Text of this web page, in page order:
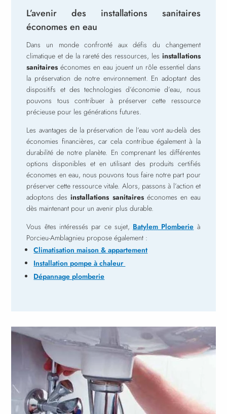
L’avenir des installations sanitaires
économes en eau
Dans un monde confronté aux défis du changement
climatique et de la rareté des ressources, les installations
sanitaires économes en eau jouent un rôle essentiel dans
la préservation de notre environnement. En adoptant des
dispositifs et des technologies d’économie d’eau, nous
pouvons tous contribuer à préserver cette ressource
précieuse pour les générations futures.
Les avantages de la préservation de l’eau vont au-delà des
économies financières, car cela contribue également à la
durabilité de notre planète. En comprenant les différentes
options disponibles et en utilisant des produits certifiés
économes en eau, nous pouvons tous faire notre part pour
préserver cette ressource vitale. Alors, passons à l’action et
adoptons des installations sanitaires économes en eau
dès maintenant pour un avenir plus durable.
Vous êtes intéressés par ce sujet, Batylem Plomberie à
Porcieu-Amblagnieu propose également :
Climatisation maison & appartement
Installation pompe à chaleur
Dépannage plomberie